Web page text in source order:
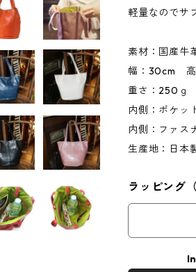
軽量なのでサ
素材：国産牛
幅：30cm 高
重さ：250
内側：ポケッ
内側：ファス
生産地：日本
ラッピング